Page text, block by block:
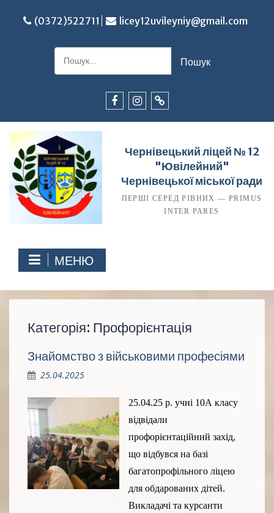
(0372)522711 licey12uvileyniy@gmail.com
Шукати:
Чернівецький ліцей № 12
"Ювілейний"
Чернівецької міської ради
ПЕРШІ СЕРЕД РІВНИХ — PRIMUS
INTER PARES
МЕНЮ
Категорія: Профорієнтація
Знайомство з військовими професіями
25.04.2025
25.04.25 р. учні 10А класу
відвідали
профорієнтаційний захід,
що відбувся на базі
багатопрофільного ліцею
для обдарованих дітей.
Викладачі та курсанти